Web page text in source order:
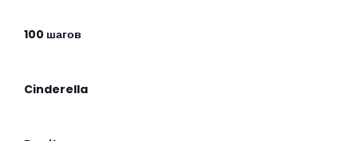
100 шагов
Cinderella